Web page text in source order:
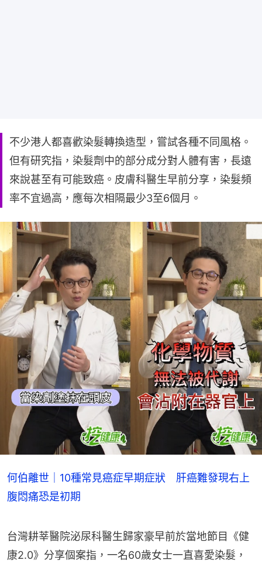
不少港人都喜歡染髮轉換造型，嘗試各種不同風格。
但有研究指，染髮劑中的部分成分對人體有害，長遠
來說甚至有可能致癌。皮膚科醫生早前分享，染髮頻
率不宜過高，應每次相隔最少3至6個月。
何伯離世｜10種常見癌症早期症狀 肝癌難發現右上
腹悶痛恐是初期
台灣耕莘醫院泌尿科醫生歸家豪早前於當地節目《健
康2.0》分享個案指，一名60歲女士一直喜愛染髮，